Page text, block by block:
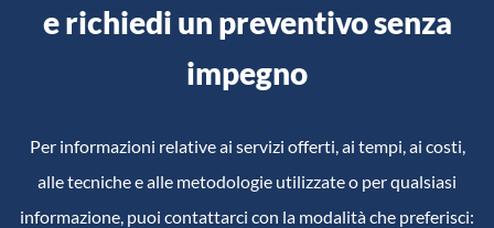
e richiedi un preventivo senza
impegno
Per informazioni relative ai servizi offerti, ai tempi, ai costi,
alle tecniche e alle metodologie utilizzate o per qualsiasi
informazione, puoi contattarci con la modalità che preferisci: